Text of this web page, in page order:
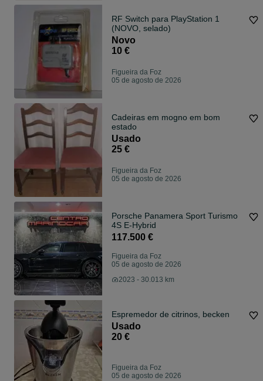
RF Switch para PlayStation 1
(NOVO, selado)
Novo
10 €
Figueira da Foz
05 de agosto de 2026
Cadeiras em mogno em bom
estado
Usado
25 €
Figueira da Foz
05 de agosto de 2026
Porsche Panamera Sport Turismo
4S E-Hybrid
117.500 €
Figueira da Foz
05 de agosto de 2026
2023 - 30.013 km
Espremedor de citrinos, becken
Usado
20 €
Figueira da Foz
05 de agosto de 2026